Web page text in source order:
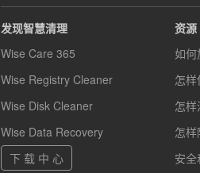
发现智慧清理
Wise Care 365
Wise Registry Cleaner
Wise Disk Cleaner
Wise Data Recovery
下 载 中 心
资源
如何
怎
怎
怎
安